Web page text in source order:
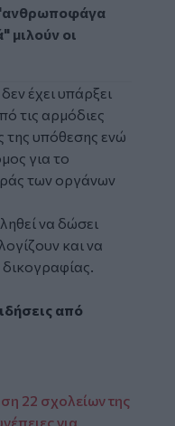
μιλούν οι
έχει υπάρξει
τις αρμόδιες
της υπόθεσης ενώ
για το
των οργάνων
να δώσει
και να
δικογραφίας.
από
22 σχολείων της
για